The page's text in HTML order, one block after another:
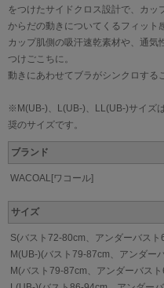
をつけたサイドクロス設計で、カッ
からだの動きについてくるフィット
カップ肌側の吸汗速乾素材や、通気
つけごこちに。
動きにあわせてブラがシンクロする
※M(UB-)、L(UB-)、LL(UB-)サイズ
奨のサイズです。
ブランド
WACOAL[ワコール]
サイズ
S(バスト72-80cm、アンダーバスト
M(UB-)(バスト79-87cm、アンダー
M(バスト79-87cm、アンダーバス